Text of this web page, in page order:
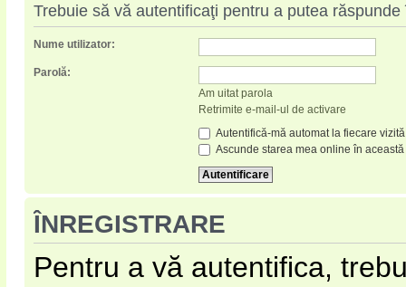
Trebuie să vă autentificaţi pentru a putea
Nume utilizator:
Parolă:
Am uitat parola
Retrimite e-mail-ul de activare
Autentifică-mă automat la fiecare vizită
Ascunde starea mea online în
ÎNREGISTRARE
Pentru a vă autentifica,